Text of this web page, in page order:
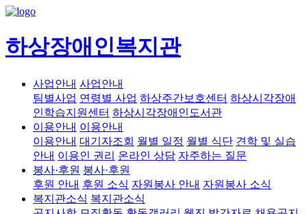
하상장애인복지관
사업안내 사업안내
팀별사업 연령별 사업 하상주간보호센터 하상시각장애
인학습지원센터 하상시각장애인도서관
이용안내 이용안내
이용안내 대기자조회 월별 일정 월별 식단 견학 및 실습
안내 이용인 권리 온라인 상담 자주하는 질문
봉사·후원 봉사·후원
후원 안내 후원 소식 자원봉사 안내 자원봉사 소식
복지관소식 복지관소식